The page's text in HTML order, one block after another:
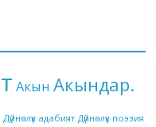
Акын Акындар.
Дүйнөлүк адабият Дүйнөлүк поэзия